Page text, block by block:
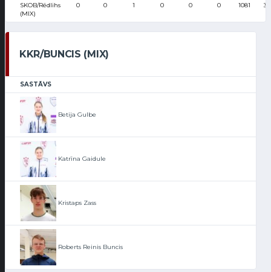
SKOB/Rēdlihs
(MIX)
0 0 1 0 0 0 1081
KKR/BUNCIS (MIX)
SASTĀVS
Betija Gulbe
Katrīna Gaidule
Kristaps Zass
Roberts Reinis Buncis